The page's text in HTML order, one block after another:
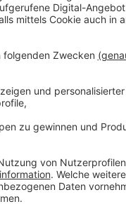
wurde indem
Michael Patrick
den
Patrick Kelly